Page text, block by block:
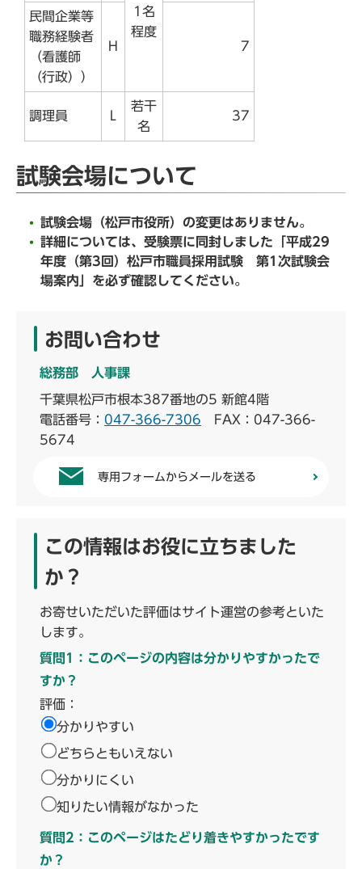
1名
程度
民間企業等
職務経験者
（看護師
（行政））
H 7
調理員 L
若干
名
37
試験会場について
試験会場（松戸市役所）の変更はありません。
詳細については、受験票に同封しました「平成29
年度（第3回）松戸市職員採用試験 第1次試験会
場案内」を必ず確認してください。
お問い合わせ
総務部 人事課
千葉県松戸市根本387番地の5 新館4階
電話番号： 047-366-7306 FAX：047-366-
5674
専用フォームからメールを送る
この情報はお役に立ちました
か？
お寄せいただいた評価はサイト運営の参考といた
します。
質問1：このページの内容は分かりやすかったで
すか？
評価：
分かりやすい
どちらともいえない
分かりにくい
知りたい情報がなかった
質問2：このページはたどり着きやすかったです
か？